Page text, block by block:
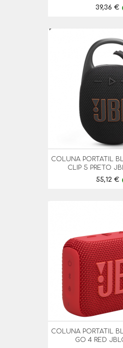
Preço
39,36 €
COLUNA PORTATIL
CLIP 5 PRETO
Preço
55,12 €
COLUNA PORTATIL
GO 4 RED